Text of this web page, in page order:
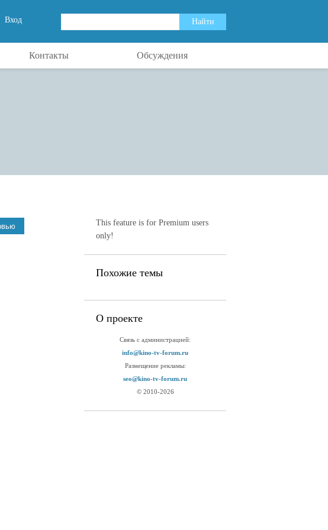
Вход
Контакты Обсуждения
This feature is for Premium users
only!
Похожие темы
О проекте
Связь с администрацией:
info@kino-tv-forum.ru
Размещение рекламы:
seo@kino-tv-forum.ru
© 2010-2026